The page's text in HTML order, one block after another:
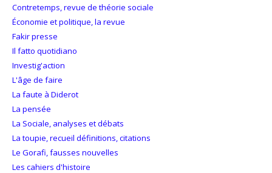
Contretemps, revue de théorie sociale
Économie et politique, la revue
Fakir presse
Il fatto quotidiano
Investig'action
L'âge de faire
La faute à Diderot
La pensée
La Sociale, analyses et débats
La toupie, recueil définitions, citations
Le Gorafi, fausses nouvelles
Les cahiers d'histoire